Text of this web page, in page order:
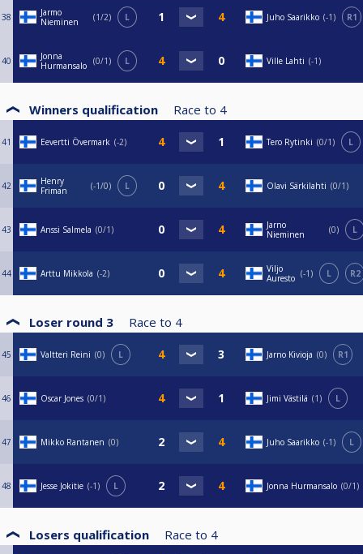
38
Jarmo
Nieminen
1/2 L Juho Saarikko -1 R1
40
Jonna
Hurmansalo
0/1 L Ville Lahti -1
Winners qualification Race to 4
41 Eevertti Övermark -2 Tero Rytinki 0/1 L
42
Henry
Friman
-1/0 L Olavi Särkilahti 0/1
43 Anssi Salmela 0/1
Jarno
Nieminen
0 L
44 Arttu Mikkola -2
Viljo
Auresto
-1 L R2
Loser round 3 Race to 4
45 Valtteri Reini 0 L Jarno Kivioja 0 R1
46 Oscar Jones 0/1 Jimi Västilä 1 L
47 Mikko Rantanen 0 Juho Saarikko -1 L
48 Jesse Jokitie -1 L Jonna Hurmansalo 0/1
Losers qualification Race to 4